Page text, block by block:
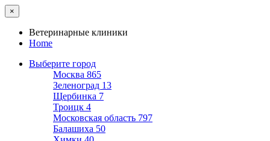
×
Ветеринарные клиники
Home
Выберите город
Москва 865
Зеленоград 13
Щербинка 7
Троицк 4
Московская область 797
Балашиха 50